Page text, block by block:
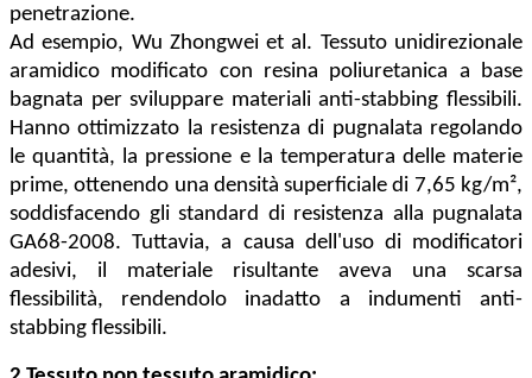
penetrazione.
Ad esempio, Wu Zhongwei et al. Tessuto unidirezionale
aramidico modificato con resina poliuretanica a base
bagnata per sviluppare materiali anti-stabbing flessibili.
Hanno ottimizzato la resistenza di pugnalata regolando
le quantità, la pressione e la temperatura delle materie
prime, ottenendo una densità superficiale di 7,65 kg/m²,
soddisfacendo gli standard di resistenza alla pugnalata
GA68-2008. Tuttavia, a causa dell'uso di modificatori
adesivi, il materiale risultante aveva una scarsa
flessibilità, rendendolo inadatto a indumenti anti-
stabbing flessibili.